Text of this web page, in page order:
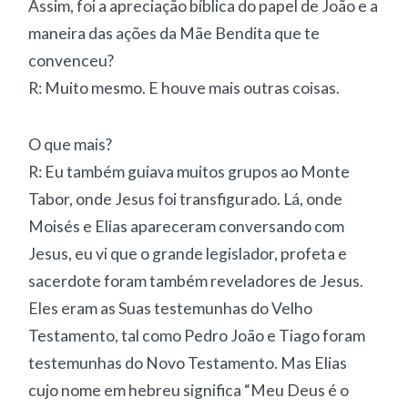
Assim, foi a apreciação bíblica do papel de João e a
maneira das ações da Mãe Bendita que te
convenceu?
R: Muito mesmo. E houve mais outras coisas.
O que mais?
R: Eu também guiava muitos grupos ao Monte
Tabor, onde Jesus foi transfigurado. Lá, onde
Moisés e Elias apareceram conversando com
Jesus, eu vi que o grande legislador, profeta e
sacerdote foram também reveladores de Jesus.
Eles eram as Suas testemunhas do Velho
Testamento, tal como Pedro João e Tiago foram
testemunhas do Novo Testamento. Mas Elias
cujo nome em hebreu significa “Meu Deus é o